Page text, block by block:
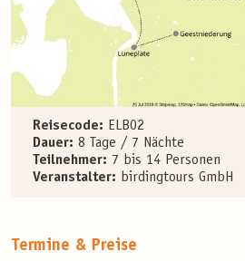
Reisecode: ELB02
Dauer: 8 Tage / 7 Nächte
Teilnehmer: 7 bis 14 Personen
Veranstalter: birdingtours GmbH
Termine & Preise